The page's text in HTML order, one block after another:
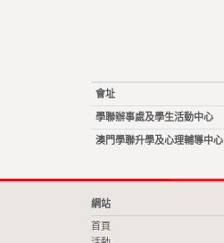
會址
學聯辦事處及學生活動中心
澳門學聯升學及心理輔導中心
網站
首頁